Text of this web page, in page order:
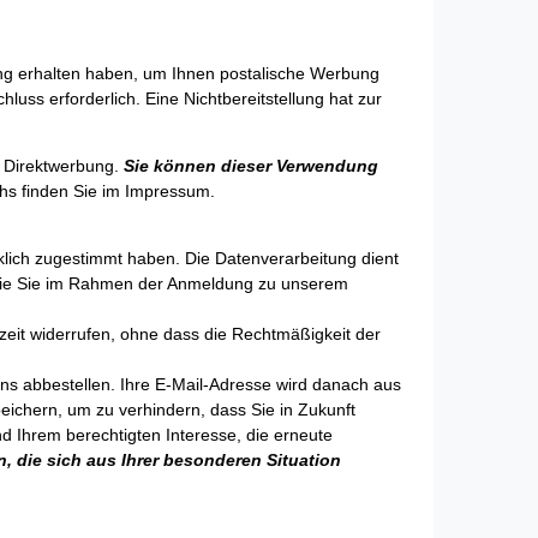
erhalten haben, um Ihnen postalische Werbung
erforderlich. Eine Nichtbereitstellung hat zur
Sie können dieser Verwendung
finden Sie im Impressum.
zugestimmt haben. Die Datenverarbeitung dient
Sie im Rahmen der Anmeldung zu unserem
widerrufen, ohne dass die Rechtmäßigkeit der
abbestellen. Ihre E-Mail-Adresse wird danach aus
um zu verhindern, dass Sie in Zukunft
Ihrem berechtigten Interesse, die erneute
die sich aus Ihrer besonderen Situation